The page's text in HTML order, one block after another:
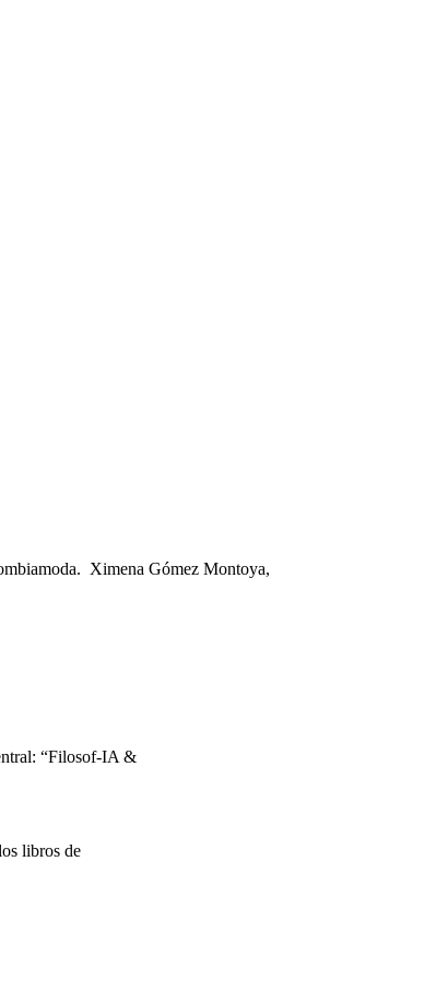
Ximena Gómez Montoya,
“Filosof-IA &
libros de